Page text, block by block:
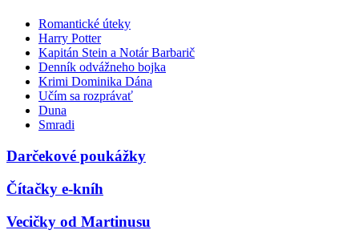
Romantické úteky
Harry Potter
Kapitán Stein a Notár Barbarič
Denník odvážneho bojka
Krimi Dominika Dána
Učím sa rozprávať
Duna
Smradi
Darčekové poukážky
Čítačky e-kníh
Vecičky od Martinusu